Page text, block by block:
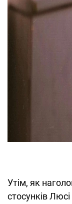
Утім, як
стосунків